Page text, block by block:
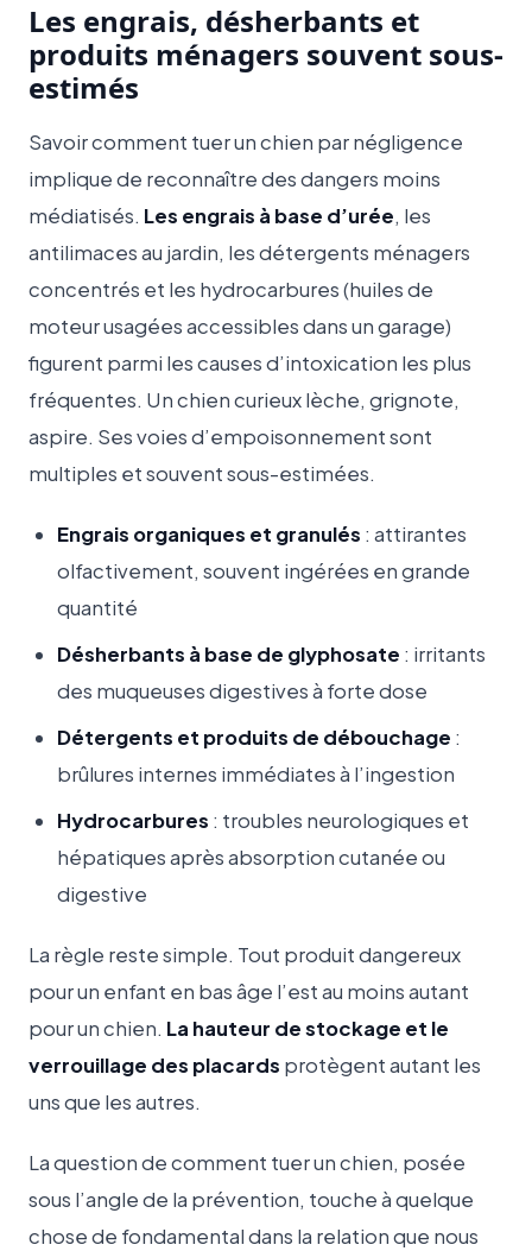
Les engrais, désherbants et
produits ménagers souvent sous-
estimés
Savoir comment tuer un chien par négligence
implique de reconnaître des dangers moins
médiatisés. Les engrais à base d’urée, les
antilimaces au jardin, les détergents ménagers
concentrés et les hydrocarbures (huiles de
moteur usagées accessibles dans un garage)
figurent parmi les causes d’intoxication les plus
fréquentes. Un chien curieux lèche, grignote,
aspire. Ses voies d’empoisonnement sont
multiples et souvent sous-estimées.
Engrais organiques et granulés : attirantes
olfactivement, souvent ingérées en grande
quantité
Désherbants à base de glyphosate : irritants
des muqueuses digestives à forte dose
Détergents et produits de débouchage :
brûlures internes immédiates à l’ingestion
Hydrocarbures : troubles neurologiques et
hépatiques après absorption cutanée ou
digestive
La règle reste simple. Tout produit dangereux
pour un enfant en bas âge l’est au moins autant
pour un chien. La hauteur de stockage et le
verrouillage des placards protègent autant les
uns que les autres.
La question de comment tuer un chien, posée
sous l’angle de la prévention, touche à quelque
chose de fondamental dans la relation que nous